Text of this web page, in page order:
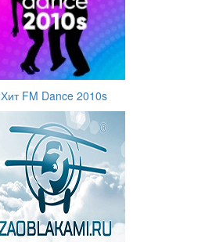
Хит FM Dance 2010s